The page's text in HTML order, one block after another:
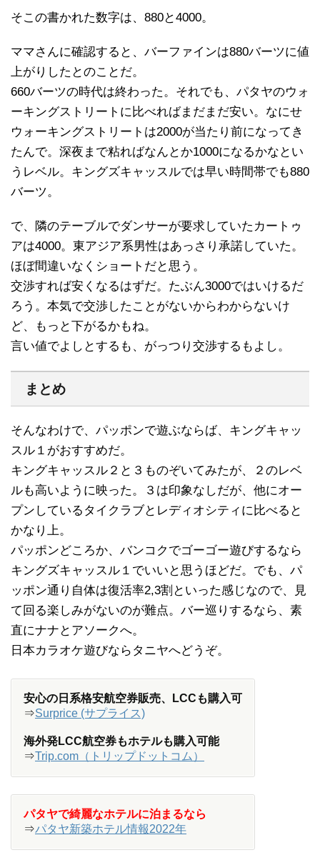
そこの書かれた数字は、880と4000。
ママさんに確認すると、バーファインは880バーツに値
上がりしたとのことだ。
660バーツの時代は終わった。それでも、パタヤのウォ
ーキングストリートに比べればまだまだ安い。なにせ
ウォーキングストリートは2000が当たり前になってき
たんで。深夜まで粘ればなんとか1000になるかなとい
うレベル。キングズキャッスルでは早い時間帯でも880
バーツ。
で、隣のテーブルでダンサーが要求していたカートゥ
アは4000。東アジア系男性はあっさり承諾していた。
ほぼ間違いなくショートだと思う。
交渉すれば安くなるはずだ。たぶん3000ではいけるだ
ろう。本気で交渉したことがないからわからないけ
ど、もっと下がるかもね。
言い値でよしとするも、がっつり交渉するもよし。
まとめ
そんなわけで、パッポンで遊ぶならば、キングキャッ
スル１がおすすめだ。
キングキャッスル２と３ものぞいてみたが、２のレベ
ルも高いように映った。３は印象なしだが、他にオー
プンしているタイクラブとレディオシティに比べると
かなり上。
パッポンどころか、バンコクでゴーゴー遊びするなら
キングズキャッスル１でいいと思うほどだ。でも、パ
ッポン通り自体は復活率2,3割といった感じなので、見
て回る楽しみがないのが難点。バー巡りするなら、素
直にナナとアソークへ。
日本カラオケ遊びならタニヤへどうぞ。
安心の日系格安航空券販売、LCCも購入可
⇒Surprice (サプライス)
海外発LCC航空券もホテルも購入可能
⇒Trip.com（トリップドットコム）
パタヤで綺麗なホテルに泊まるなら
⇒パタヤ新築ホテル情報2022年